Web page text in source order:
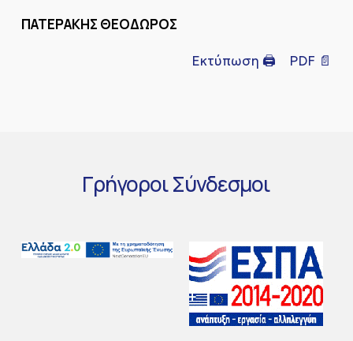
ΠΑΤΕΡΑΚΗΣ ΘΕΟΔΩΡΟΣ
Εκτύπωση 🖨 PDF 📄
ΓρήγοροιΣύνδεσμοι